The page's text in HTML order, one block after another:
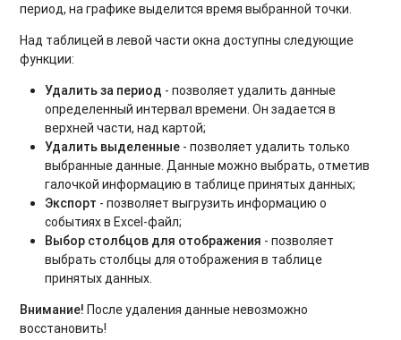
период, на графике выделится время выбранной точки.
Над таблицей в левой части окна доступны следующие
функции:
Удалить за период - позволяет удалить данные
определенный интервал времени. Он задается в
верхней части, над картой;
Удалить выделенные - позволяет удалить только
выбранные данные. Данные можно выбрать, отметив
галочкой информацию в таблице принятых данных;
Экспорт - позволяет выгрузить информацию о
событиях в Excel-файл;
Выбор столбцов для отображения - позволяет
выбрать столбцы для отображения в таблице
принятых данных.
Внимание! После удаления данные невозможно
восстановить!